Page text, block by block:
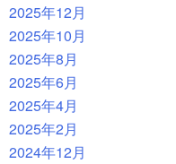
2025年12月
2025年10月
2025年8月
2025年6月
2025年4月
2025年2月
2024年12月